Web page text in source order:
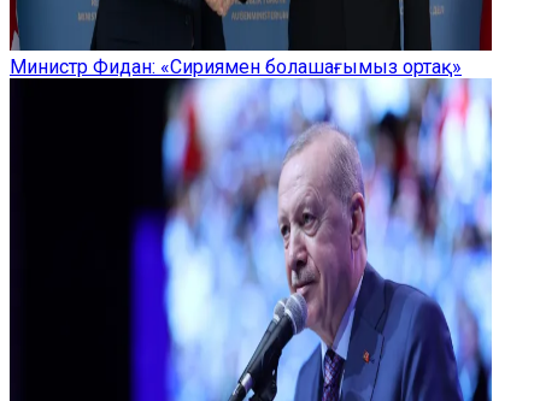
Министр Фидан: «Сириямен болашағымыз ортақ»